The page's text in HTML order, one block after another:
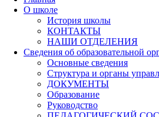
О школе
История школы
КОНТАКТЫ
НАШИ ОТДЕЛЕНИЯ
Сведения об образовательной
Основные сведения
Структура и органы
ДОКУМЕНТЫ
Образование
Руководство